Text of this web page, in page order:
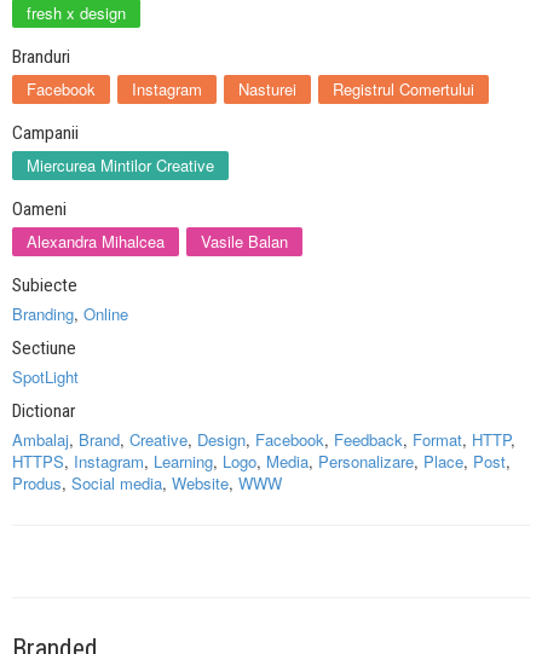
fresh x design
Branduri
Facebook Instagram Nasturei Registrul Comertului
Campanii
Miercurea Mintilor Creative
Oameni
Alexandra Mihalcea Vasile Balan
Subiecte
Branding, Online
Sectiune
SpotLight
Dictionar
Ambalaj, Brand, Creative, Design, Facebook, Feedback, Format, HTTP,
HTTPS, Instagram, Learning, Logo, Media, Personalizare, Place, Post,
Produs, Social media, Website, WWW